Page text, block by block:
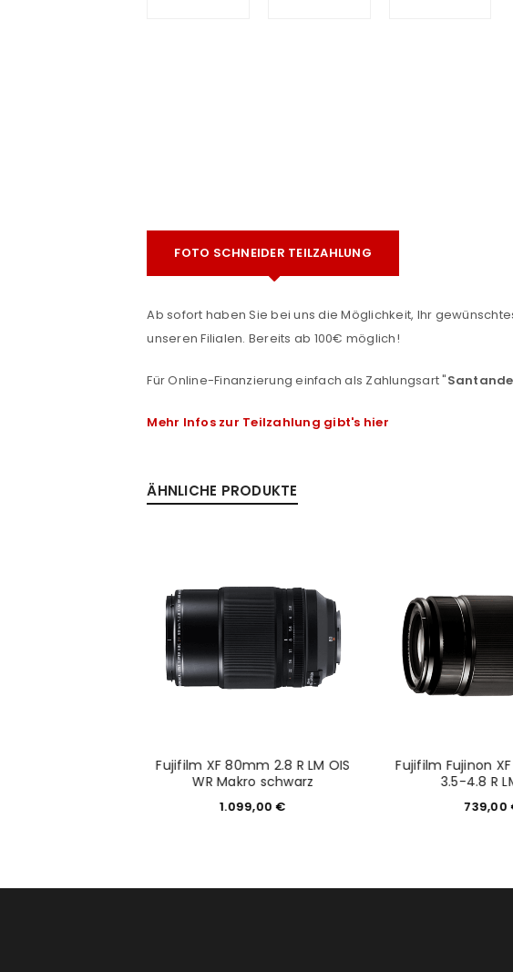
Benutzername oder E-Mail-Adresse*
Anmeldeformular geschützt durch
FOTO SCHNEIDER TEILZAHLUNG
Ab sofort haben Sie bei uns die Möglichkeit, Ihr
unseren Filialen. Bereits ab 100€ möglich!
Für Online-Finanzierung einfach als Zahlungsart "
Mehr Infos zur Teilzahlung gibt's hier
ÄHNLICHE PRODUKTE
Fujifilm XF 80mm 2.8 R LM OIS
WR Makro schwarz
1.099,00€
Fujifilm Fujinon
3.5-4.8 R
739,00